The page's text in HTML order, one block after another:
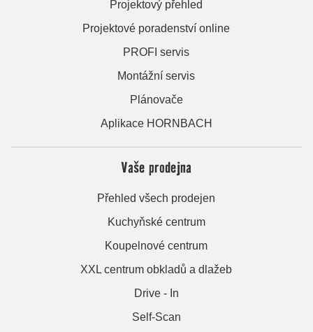
Projektový přehled
Projektové poradenství online
PROFI servis
Montážní servis
Plánovače
Aplikace HORNBACH
Vaše prodejna
Přehled všech prodejen
Kuchyňské centrum
Koupelnové centrum
XXL centrum obkladů a dlažeb
Drive - In
Self-Scan